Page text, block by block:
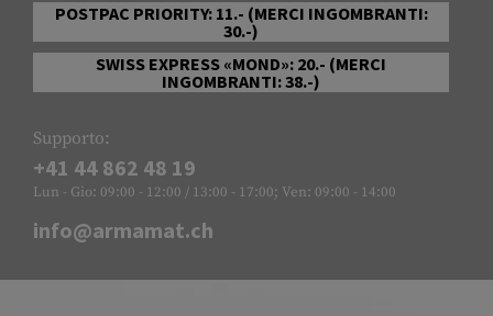
POSTPAC PRIORITY: 11.- (MERCI INGOMBRANTI:
30.-)
SWISS EXPRESS «MOND»: 20.- (MERCI
INGOMBRANTI: 38.-)
Supporto:
+41 44 862 48 19
Lun - Gio: 09:00 - 12:00 / 13:00 - 17:00; Ven: 09:00 - 14:00
info@armamat.ch